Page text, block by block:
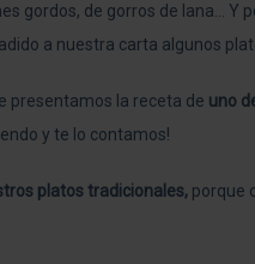
gordos, de gorros de lana… Y
a nuestra carta algunos
presentamos la receta de uno
y te lo contamos!
platos tradicionales, porque